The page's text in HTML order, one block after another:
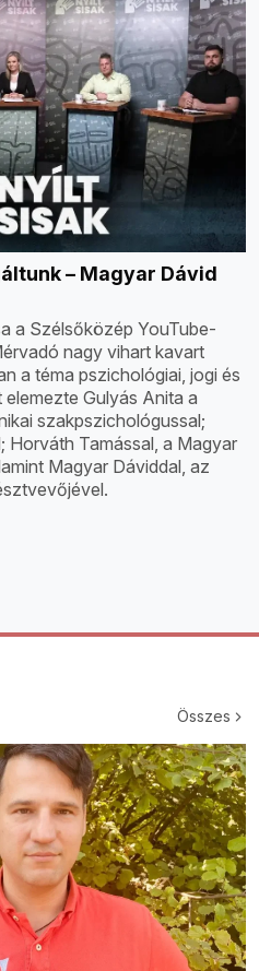
– Magyar Dávid
a Szélsőközép YouTube-
nagy vihart kavart
a téma pszichológiai, jogi és
Gulyás Anita a
szakpszichológussal;
Horváth Tamással, a Magyar
Magyar Dáviddal, az
Összes